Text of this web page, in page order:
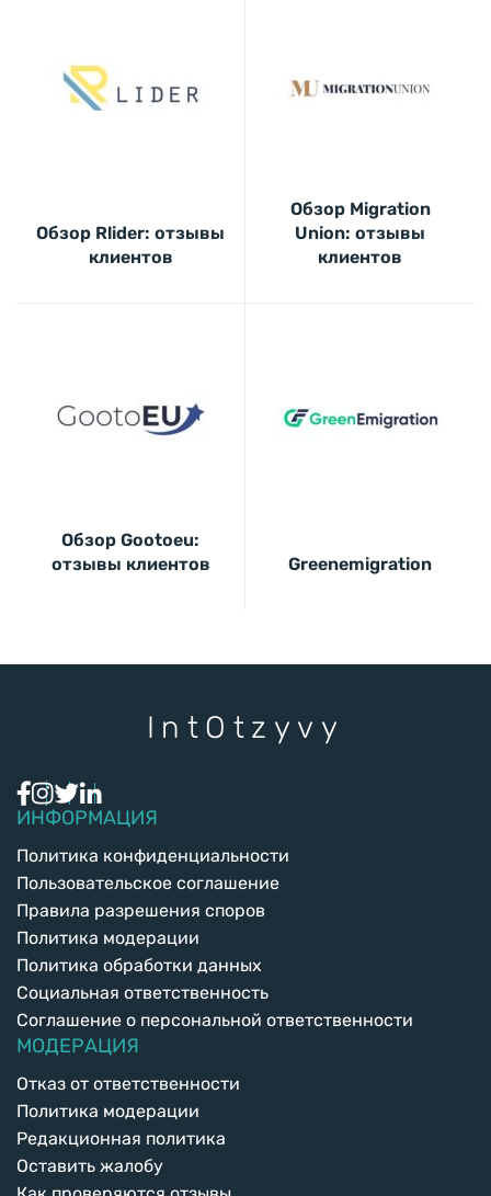
Обзор Rlider: отзывы
клиентов
Обзор Migration
Union: отзывы
клиентов
Обзор Gootoeu:
отзывы клиентов
Greenemigration
Int Otzyvy
ИНФОРМАЦИЯ
Политика конфиденциальности
Пользовательское соглашение
Правила разрешения споров
Политика модерации
Политика обработки данных
Социальная ответственность
Соглашение о персональной ответственности
МОДЕРАЦИЯ
Отказ от ответственности
Политика модерации
Редакционная политика
Оставить жалобу